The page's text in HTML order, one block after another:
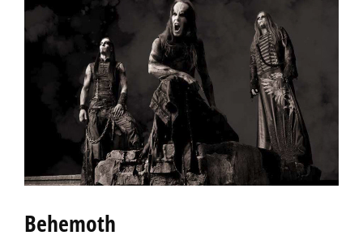
Behemoth